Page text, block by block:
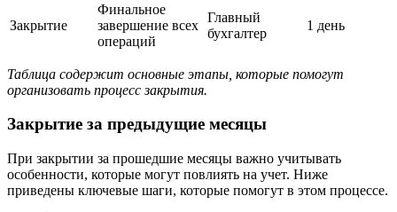
Закрытие
Финальное
завершение всех
операций
Главный
бухгалтер
1 день
Таблица содержит основные этапы, которые помогут
организовать процесс закрытия.
Закрытие за предыдущие месяцы
При закрытии за прошедшие месяцы важно учитывать
особенности, которые могут повлиять на учет. Ниже
приведены ключевые шаги, которые помогут в этом процессе.